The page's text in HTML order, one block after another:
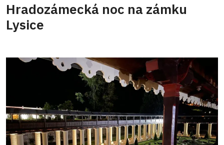
Hradozámecká noc na zámku
Lysice